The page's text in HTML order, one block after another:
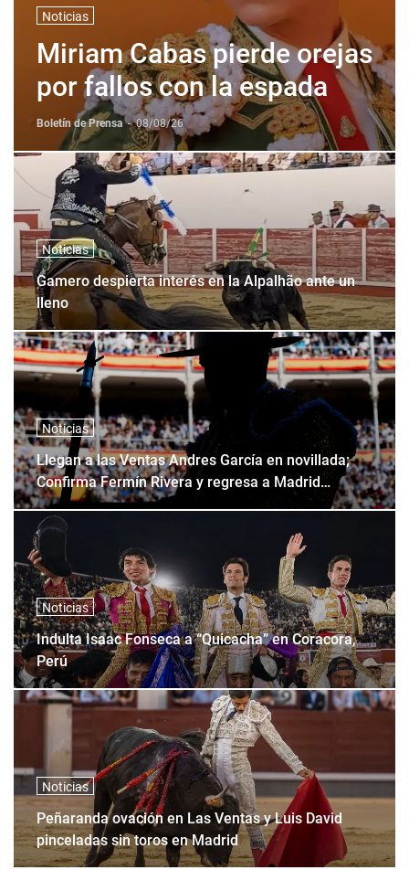
Noticias
Miriam Cabas pierde orejas
por fallos con la espada
Boletín de Prensa - 08/08/26
Noticias
Gamero despierta interés en la Alpalhão ante un
lleno
Noticias
Llegan a las Ventas Andres García en novillada;
Confirma Fermín Rivera y regresa a Madrid
Fonseca
Noticias
Indulta Isaac Fonseca a “Quicacha” en Coracora,
Perú
Noticias
Peñaranda ovación en Las Ventas y Luis David
pinceladas sin toros en Madrid